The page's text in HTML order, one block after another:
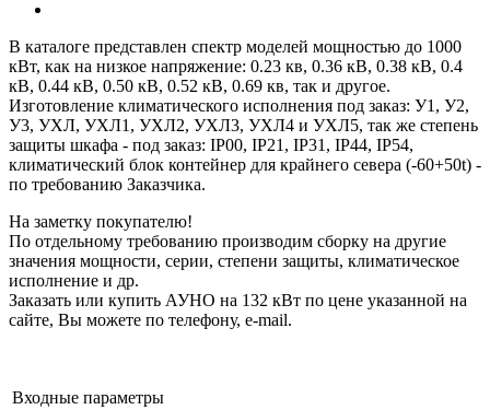
В каталоге представлен спектр моделей мощностью до 1000
кВт, как на низкое напряжение: 0.23 кв, 0.36 кВ, 0.38 кВ, 0.4
кВ, 0.44 кВ, 0.50 кВ, 0.52 кВ, 0.69 кв, так и другое.
Изготовление климатического исполнения под заказ: У1, У2,
У3, УХЛ, УХЛ1, УХЛ2, УХЛ3, УХЛ4 и УХЛ5, так же степень
защиты шкафа - под заказ: IP00, IP21, IP31, IP44, IP54,
климатический блок контейнер для крайнего севера (-60+50t) -
по требованию Заказчика.
На заметку покупателю!
По отдельному требованию производим сборку на другие
значения мощности, серии, степени защиты, климатическое
исполнение и др.
Заказать или купить АУНО на 132 кВт по цене указанной на
сайте, Вы можете по телефону, e-mail.
Входные параметры